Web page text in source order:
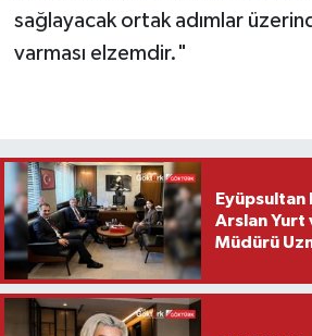
sağlayacak ortak adımlar
varması elzemdir."
Eyüpsultan
Arslan Yurt
Müdürü
Ziyareti